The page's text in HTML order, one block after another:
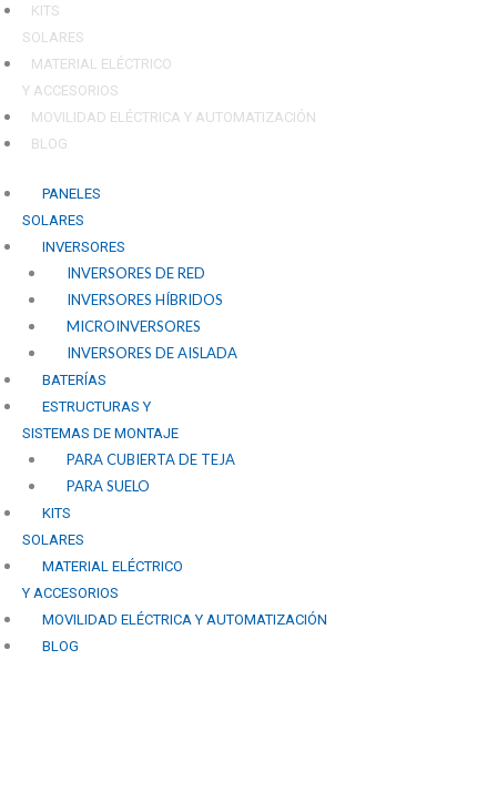
KITS
SOLARES
MATERIAL ELÉCTRICO
Y ACCESORIOS
MOVILIDAD ELÉCTRICA Y AUTOMATIZACIÓN
BLOG
PANELES
SOLARES
INVERSORES
INVERSORES DE RED
INVERSORES HÍBRIDOS
MICROINVERSORES
INVERSORES DE AISLADA
BATERÍAS
ESTRUCTURAS Y
SISTEMAS DE MONTAJE
PARA CUBIERTA DE TEJA
PARA SUELO
KITS
SOLARES
MATERIAL ELÉCTRICO
Y ACCESORIOS
MOVILIDAD ELÉCTRICA Y AUTOMATIZACIÓN
BLOG